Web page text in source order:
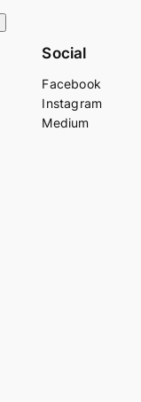
Social
Facebook
Instagram
Medium